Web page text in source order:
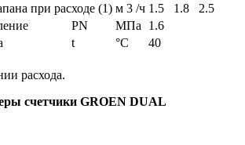
при расходе (1) м 3 /ч 1.5 1.8
2.5
PN МПа
1.6
t °C 40
расхода.
счетчики GROEN DUAL